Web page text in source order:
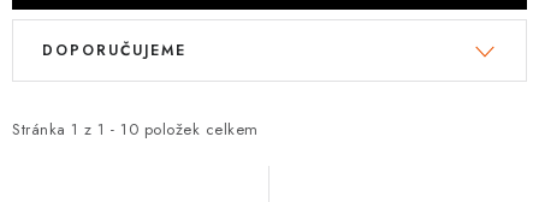
OBCHODNÍ PODMÍNKY
V
i
Stránka 1 z 1 - 10 položek celkem
Ř
e
DOPORUČUJEME